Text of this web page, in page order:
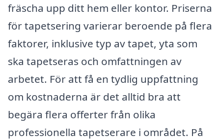
fräscha upp ditt hem eller kontor. Priserna
för tapetsering varierar beroende på flera
faktorer, inklusive typ av tapet, yta som
ska tapetseras och omfattningen av
arbetet. För att få en tydlig uppfattning
om kostnaderna är det alltid bra att
begära flera offerter från olika
professionella tapetserare i området. På